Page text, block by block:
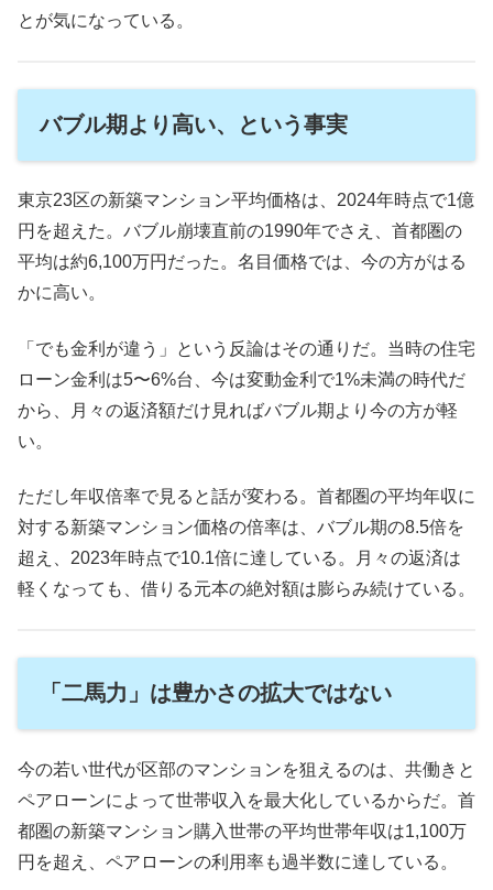
とが気になっている。
バブル期より高い、という事実
東京23区の新築マンション平均価格は、2024年時点で1億
円を超えた。バブル崩壊直前の1990年でさえ、首都圏の
平均は約6,100万円だった。名目価格では、今の方がはる
かに高い。
「でも金利が違う」という反論はその通りだ。当時の住宅
ローン金利は5〜6%台、今は変動金利で1%未満の時代だ
から、月々の返済額だけ見ればバブル期より今の方が軽
い。
ただし年収倍率で見ると話が変わる。首都圏の平均年収に
対する新築マンション価格の倍率は、バブル期の8.5倍を
超え、2023年時点で10.1倍に達している。月々の返済は
軽くなっても、借りる元本の絶対額は膨らみ続けている。
「二馬力」は豊かさの拡大ではない
今の若い世代が区部のマンションを狙えるのは、共働きと
ペアローンによって世帯収入を最大化しているからだ。首
都圏の新築マンション購入世帯の平均世帯年収は1,100万
円を超え、ペアローンの利用率も過半数に達している。